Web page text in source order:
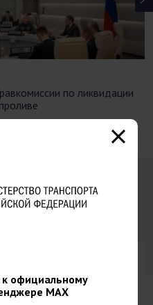
по ликвидации
к официальному
MAX